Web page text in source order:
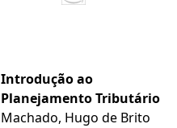
Introdução ao
Planejamento Tributário
Machado, Hugo de Brito